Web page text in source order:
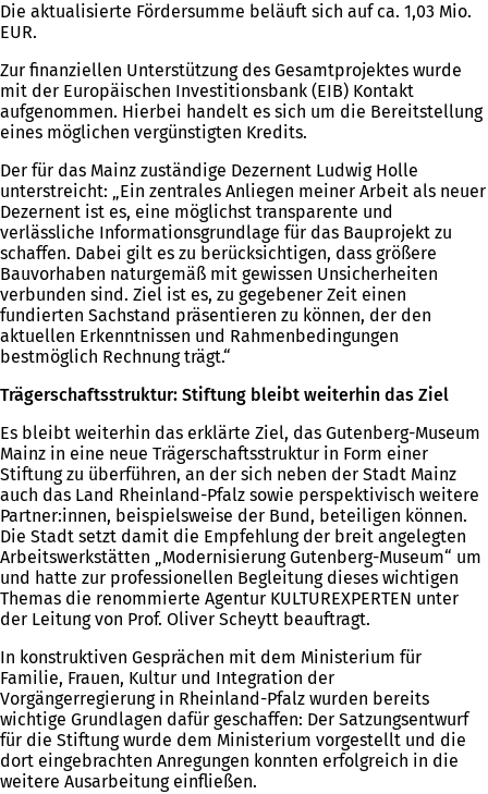
Die aktualisierte Fördersumme beläuft sich auf ca. 1,03 Mio.
EUR.
Zur finanziellen Unterstützung des Gesamtprojektes wurde
mit der Europäischen Investitionsbank (EIB) Kontakt
aufgenommen. Hierbei handelt es sich um die Bereitstellung
eines möglichen vergünstigten Kredits.
Der für das Mainz zuständige Dezernent Ludwig Holle
unterstreicht: „Ein zentrales Anliegen meiner Arbeit als neuer
Dezernent ist es, eine möglichst transparente und
verlässliche Informationsgrundlage für das Bauprojekt zu
schaffen. Dabei gilt es zu berücksichtigen, dass größere
Bauvorhaben naturgemäß mit gewissen Unsicherheiten
verbunden sind. Ziel ist es, zu gegebener Zeit einen
fundierten Sachstand präsentieren zu können, der den
aktuellen Erkenntnissen und Rahmenbedingungen
bestmöglich Rechnung trägt.“
Trägerschaftsstruktur: Stiftung bleibt weiterhin das Ziel
Es bleibt weiterhin das erklärte Ziel, das Gutenberg-Museum
Mainz in eine neue Trägerschaftsstruktur in Form einer
Stiftung zu überführen, an der sich neben der Stadt Mainz
auch das Land Rheinland-Pfalz sowie perspektivisch weitere
Partner:innen, beispielsweise der Bund, beteiligen können.
Die Stadt setzt damit die Empfehlung der breit angelegten
Arbeitswerkstätten „Modernisierung Gutenberg-Museum“ um
und hatte zur professionellen Begleitung dieses wichtigen
Themas die renommierte Agentur KULTUREXPERTEN unter
der Leitung von Prof. Oliver Scheytt beauftragt.
In konstruktiven Gesprächen mit dem Ministerium für
Familie, Frauen, Kultur und Integration der
Vorgängerregierung in Rheinland-Pfalz wurden bereits
wichtige Grundlagen dafür geschaffen: Der Satzungsentwurf
für die Stiftung wurde dem Ministerium vorgestellt und die
dort eingebrachten Anregungen konnten erfolgreich in die
weitere Ausarbeitung einfließen.